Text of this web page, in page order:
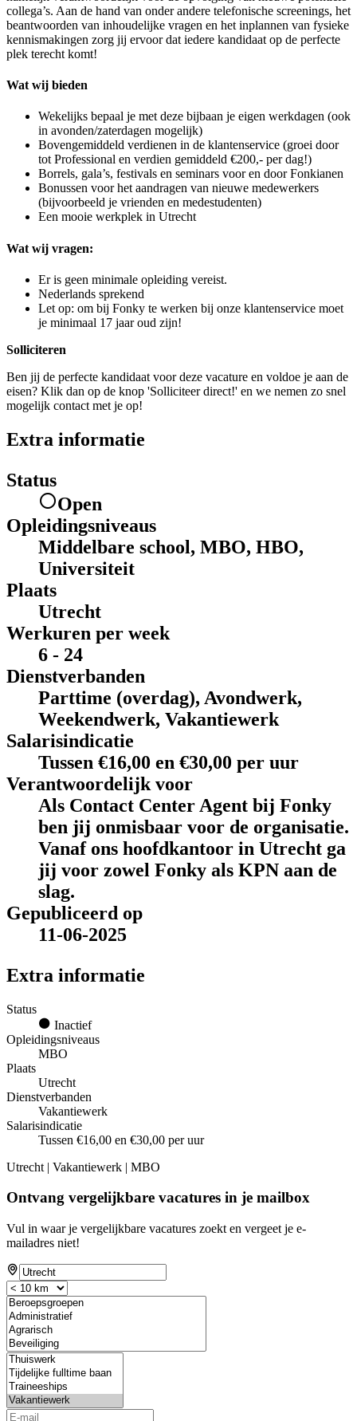
collega’s. Aan de hand van onder andere telefonische screenings, het
beantwoorden van inhoudelijke vragen en het inplannen van fysieke
kennismakingen zorg jij ervoor dat iedere kandidaat op de perfecte
plek terecht komt!
Wat wij bieden
Wekelijks bepaal je met deze bijbaan je eigen werkdagen (ook
in avonden/zaterdagen mogelijk)
Bovengemiddeld verdienen in de klantenservice (groei door
tot Professional en verdien gemiddeld €200,- per dag!)
Borrels, gala’s, festivals en seminars voor en door Fonkianen
Bonussen voor het aandragen van nieuwe medewerkers
(bijvoorbeeld je vrienden en medestudenten)
Een mooie werkplek in Utrecht
Wat wij vragen:
Er is geen minimale opleiding vereist.
Nederlands sprekend
Let op: om bij Fonky te werken bij onze klantenservice moet
je minimaal 17 jaar oud zijn!
Solliciteren
Ben jij de perfecte kandidaat voor deze vacature en voldoe je aan de
eisen? Klik dan op de knop 'Solliciteer direct!' en we nemen zo snel
mogelijk contact met je op!
Extra informatie
Status
Open
Opleidingsniveaus
Middelbare school, MBO, HBO,
Universiteit
Plaats
Utrecht
Werkuren per week
6 - 24
Dienstverbanden
Parttime (overdag), Avondwerk,
Weekendwerk, Vakantiewerk
Salarisindicatie
Tussen €16,00 en €30,00 per uur
Verantwoordelijk voor
Als Contact Center Agent bij Fonky
ben jij onmisbaar voor de organisatie.
Vanaf ons hoofdkantoor in Utrecht ga
jij voor zowel Fonky als KPN aan de
slag.
Gepubliceerd op
11-06-2025
Extra informatie
Status
Inactief
Opleidingsniveaus
MBO
Plaats
Utrecht
Dienstverbanden
Vakantiewerk
Salarisindicatie
Tussen €16,00 en €30,00 per uur
Utrecht | Vakantiewerk | MBO
Ontvang vergelijkbare vacatures in je mailbox
Vul in waar je vergelijkbare vacatures zoekt en vergeet je e-
mailadres niet!